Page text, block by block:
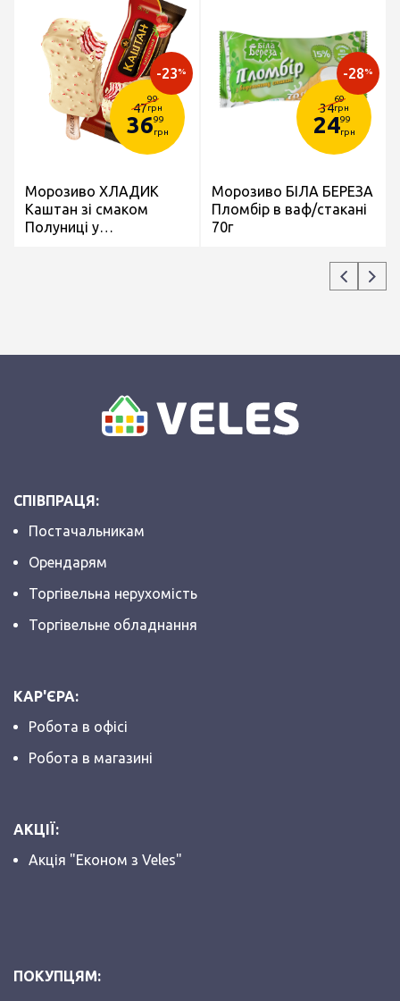
47
99
грн
3699
грн
-23%
Морозиво ХЛАДИК
Каштан зі смаком
Полуниці у
34
69
грн
2499
грн
-28%
Морозиво БІЛА БЕРЕЗА
Пломбір в ваф/стакані
70г
СПІВПРАЦЯ:
Постачальникам
Орендарям
Торгівельна нерухомість
Торгівельне обладнання
КАР'ЄРА:
Робота в офісі
Робота в магазині
АКЦІЇ:
Акція "Економ з Veles"
ПОКУПЦЯМ: